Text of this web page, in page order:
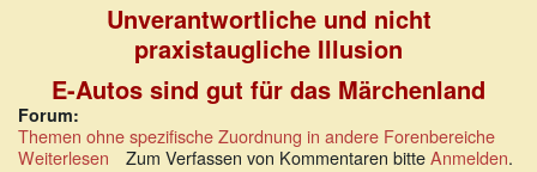
Unverantwortliche und nicht
praxistaugliche Illusion
E-Autos sind gut für das Märchenland
Forum:
Themen ohne spezifische Zuordnung in andere Forenbereiche
Weiterlesen über
Zum Verfassen von Kommentaren bitteAnmelden.